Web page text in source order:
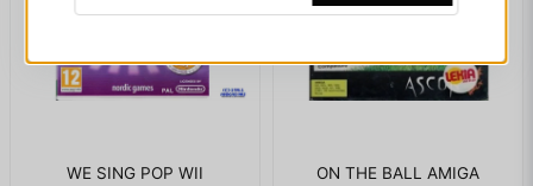
WE SING POP WII ON THE BALL AMIGA